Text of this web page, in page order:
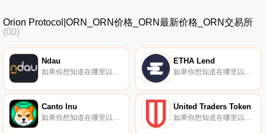
Orion Protocol|ORN_ORN价格_ORN最新价格_ORN交易所
(00)
Ndau
如果你想知道在哪里以当前价格购买Ndau,目前交易{Ndau]股票的顶级加密货币交易所是KuCoin。您可以在我们的加密货币交易所页面上找到其他列表。ndau自称是世界上第一个活跃的虚拟货币。它专门针对长期价值存储进行了优化,具有弹性的治理和旨在保护其持有人的保障措施.
ETHA Lend
如果你想知道在哪里以当前价格购买ETHA Lend,目前交易{ETHA Lend]股票的顶级加密货币交易所是Gate.io、MEXC、Bibox、DODO（以太坊）和JuETHA。您可以在我们的加密货币交易所页面上找到其他列表.
Canto Inu United Traders Token